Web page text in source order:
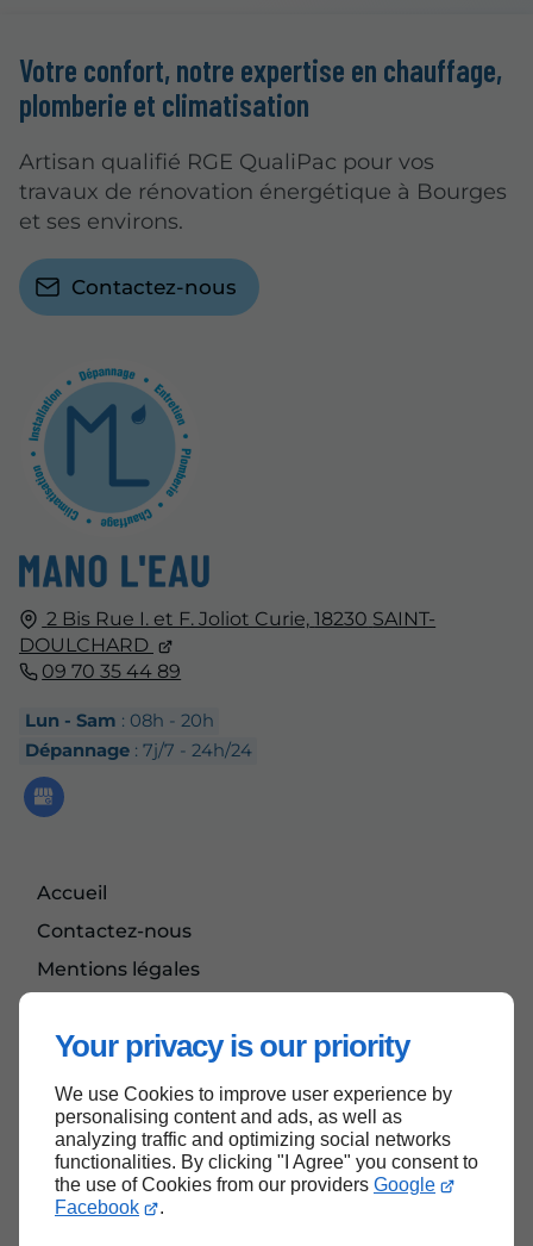
Your privacy is our priority
We use Cookies to improve user experience by
personalising content and ads, as well as
analyzing traffic and optimizing social networks
functionalities. By clicking "I Agree" you consent to
the use of Cookies from our providers Google
Facebook
.
2 Bis Rue I. et F. Joliot Curie, 18230 SAINT-
DOULCHARD
09 70 35 44 89
Lun - Sam : 08h - 20h
Dépannage: 7j/7 - 24h/24
Accueil
Contactez-nous
Mentions légales
Votre confort, notre expertise en chauffage,
plomberie et climatisation
Artisan qualifié RGE QualiPac pour vos
travaux de rénovation énergétique à Bourges
et ses environs.
Contactez-nous
Haut de page